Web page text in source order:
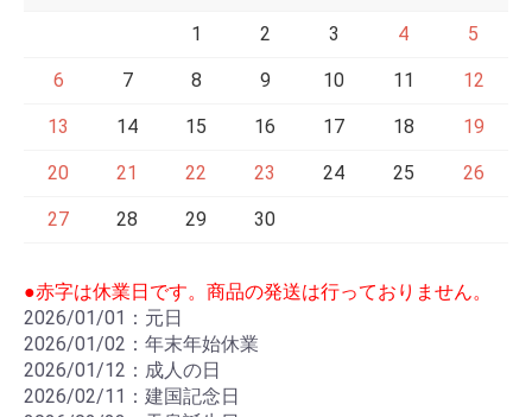
1 2 3 4 5
6 7 8 9 10 11 12
13 14 15 16 17 18 19
20 21 22 23 24 25 26
27 28 29 30
●赤字は休業日です。商品の発送は行っておりません。
2026/01/01：元日
2026/01/02：年末年始休業
2026/01/12：成人の日
2026/02/11：建国記念日